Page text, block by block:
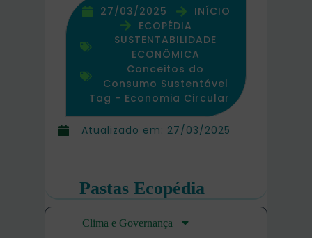
Atualizado em: 27/03/2025
27/03/2025
INÍCIO
ECOPÉDIA
SUSTENTABILIDADE
ECONÔMICA
Conceitos do
Consumo Sustentável
Tag - Economia Circular
Pastas Ecopédia
Clima e Governança